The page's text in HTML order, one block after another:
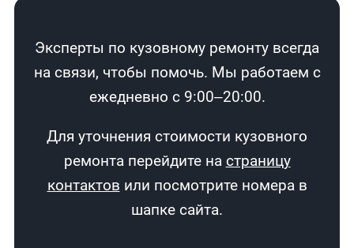
Эксперты по кузовному ремонту всегда
на связи, чтобы помочь. Мы работаем с
ежедневно с 9:00–20:00.
Для уточнения стоимости кузовного
ремонта перейдите на страницу
контактов или посмотрите номера в
шапке сайта.